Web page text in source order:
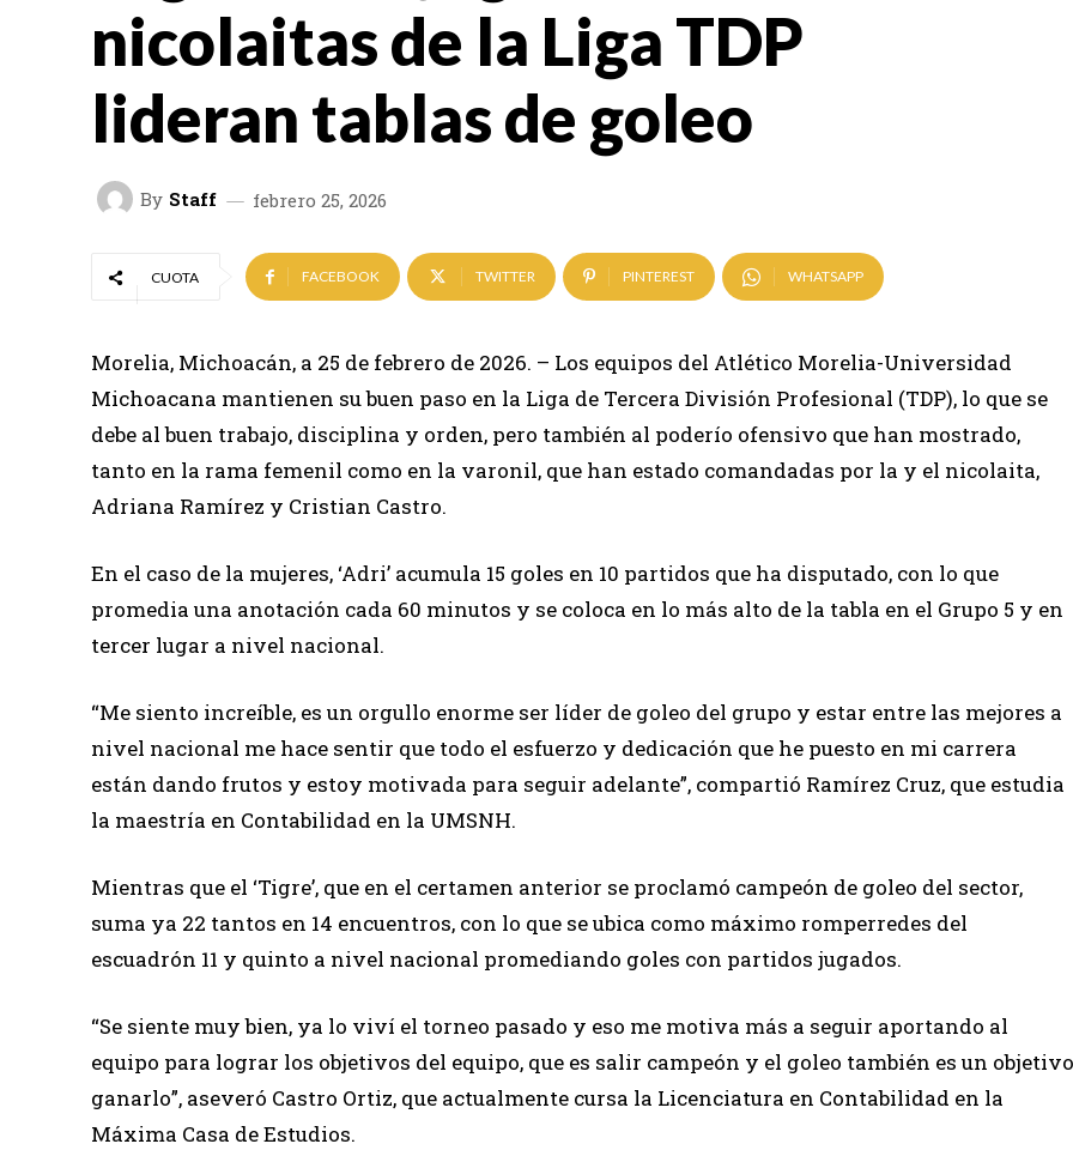
nicolaitas de la Liga TDP
lideran tablas de goleo
By Staff febrero 25, 2026
CUOTA FACEBOOK TWITTER PINTEREST WHATSAPP
Morelia, Michoacán, a 25 de febrero de 2026. – Los equipos del Atlético Morelia-Universidad
Michoacana mantienen su buen paso en la Liga de Tercera División Profesional (TDP), lo que se
debe al buen trabajo, disciplina y orden, pero también al poderío ofensivo que han mostrado,
tanto en la rama femenil como en la varonil, que han estado comandadas por la y el nicolaita,
Adriana Ramírez y Cristian Castro.
En el caso de la mujeres, ‘Adri’ acumula 15 goles en 10 partidos que ha disputado, con lo que
promedia una anotación cada 60 minutos y se coloca en lo más alto de la tabla en el Grupo 5 y en
tercer lugar a nivel nacional.
“Me siento increíble, es un orgullo enorme ser líder de goleo del grupo y estar entre las mejores a
nivel nacional me hace sentir que todo el esfuerzo y dedicación que he puesto en mi carrera
están dando frutos y estoy motivada para seguir adelante”, compartió Ramírez Cruz, que estudia
la maestría en Contabilidad en la UMSNH.
Mientras que el ‘Tigre’, que en el certamen anterior se proclamó campeón de goleo del sector,
suma ya 22 tantos en 14 encuentros, con lo que se ubica como máximo romperredes del
escuadrón 11 y quinto a nivel nacional promediando goles con partidos jugados.
“Se siente muy bien, ya lo viví el torneo pasado y eso me motiva más a seguir aportando al
equipo para lograr los objetivos del equipo, que es salir campeón y el goleo también es un objetivo
ganarlo”, aseveró Castro Ortiz, que actualmente cursa la Licenciatura en Contabilidad en la
Máxima Casa de Estudios.